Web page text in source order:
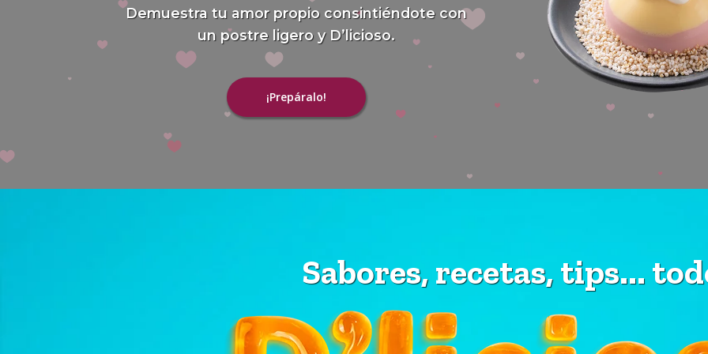
Demuestra tu amor propio consintiéndote con
un postre ligero y D’licioso.
¡Prepáralo!
Sabores, recetas, tips...